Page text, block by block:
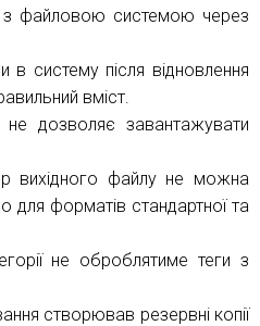
з файловою системою через
в систему після відновлення
вміст.
не дозволяє завантажувати
вихідного файлу не можна
для форматів стандартної та
не оброблятиме теги з
створював резервні копії